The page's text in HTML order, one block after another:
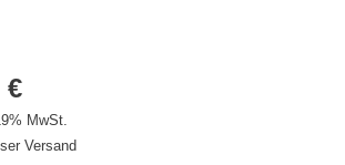
€
MwSt.
Versand